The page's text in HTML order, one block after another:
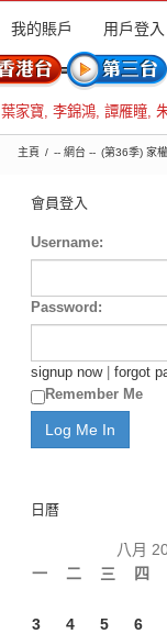
我的賬戶 用戶登入
葉家寶, 李錦鴻, 譚雁瞳,
主頁 -- 網台 -- (第36季) 家
會員登入
Username:
Password:
signup now| forgot
Remember Me
日曆
八月
一
二 三 四
3
4 5 6